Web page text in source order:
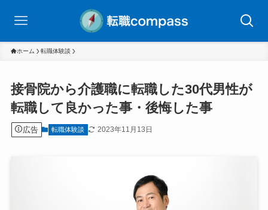
ホーム 転職体験談
接骨院から介護職に転職した30代男性が
転職して良かった事・後悔した事
広告 転職体験談 2023年11月13日